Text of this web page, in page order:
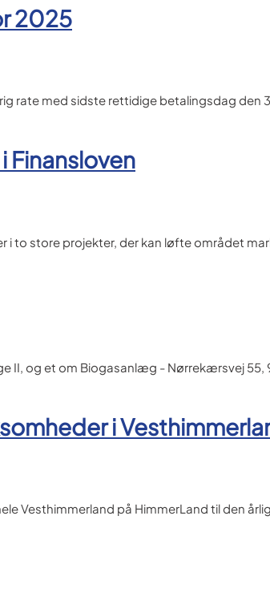
2025
rate med sidste rettidige betalingsdag den
Finansloven
i to store projekter, der kan løfte området
II, og et om Biogasanlæg - Nørrekærsvej 55,
i
Vesthimmerland på HimmerLand til den